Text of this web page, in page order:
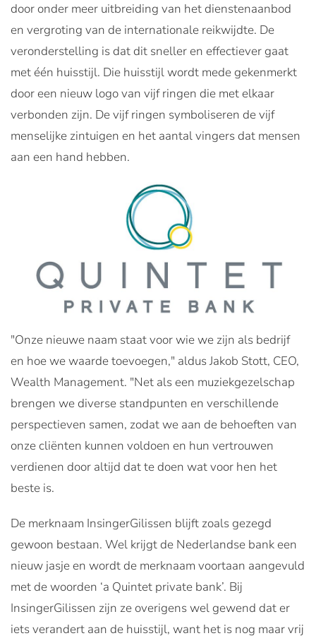
door onder meer uitbreiding van het dienstenaanbod
en vergroting van de internationale reikwijdte. De
veronderstelling is dat dit sneller en effectiever gaat
met één huisstijl. Die huisstijl wordt mede gekenmerkt
door een nieuw logo van vijf ringen die met elkaar
verbonden zijn. De vijf ringen symboliseren de vijf
menselijke zintuigen en het aantal vingers dat mensen
aan een hand hebben.
"Onze nieuwe naam staat voor wie we zijn als bedrijf
en hoe we waarde toevoegen," aldus Jakob Stott, CEO,
Wealth Management. "Net als een muziekgezelschap
brengen we diverse standpunten en verschillende
perspectieven samen, zodat we aan de behoeften van
onze cliënten kunnen voldoen en hun vertrouwen
verdienen door altijd dat te doen wat voor hen het
beste is.
De merknaam InsingerGilissen blijft zoals gezegd
gewoon bestaan. Wel krijgt de Nederlandse bank een
nieuw jasje en wordt de merknaam voortaan aangevuld
met de woorden ‘a Quintet private bank’. Bij
InsingerGilissen zijn ze overigens wel gewend dat er
iets verandert aan de huisstijl, want het is nog maar vrij